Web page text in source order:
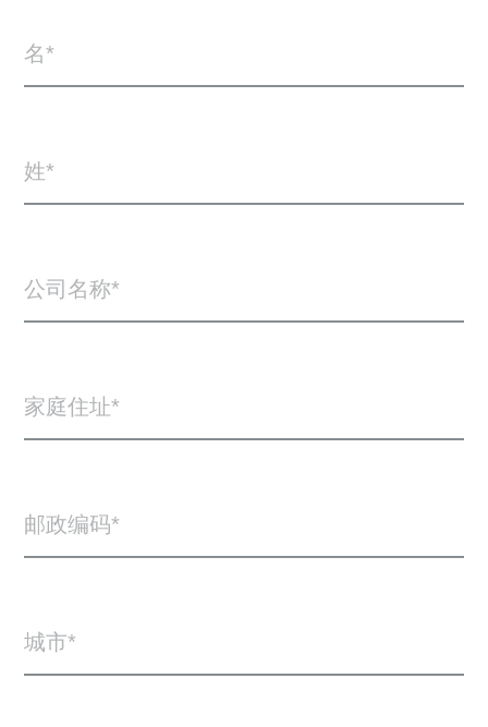
名
姓
公司名称
家庭住址
邮政编码
城市